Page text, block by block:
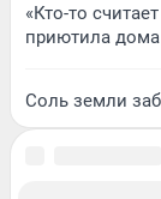
«Кто-то
приютила
Соль земли